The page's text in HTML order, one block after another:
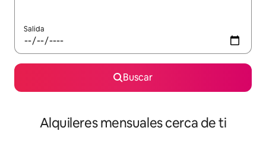
Salida
Buscar
Alquileres mensuales cerca de ti